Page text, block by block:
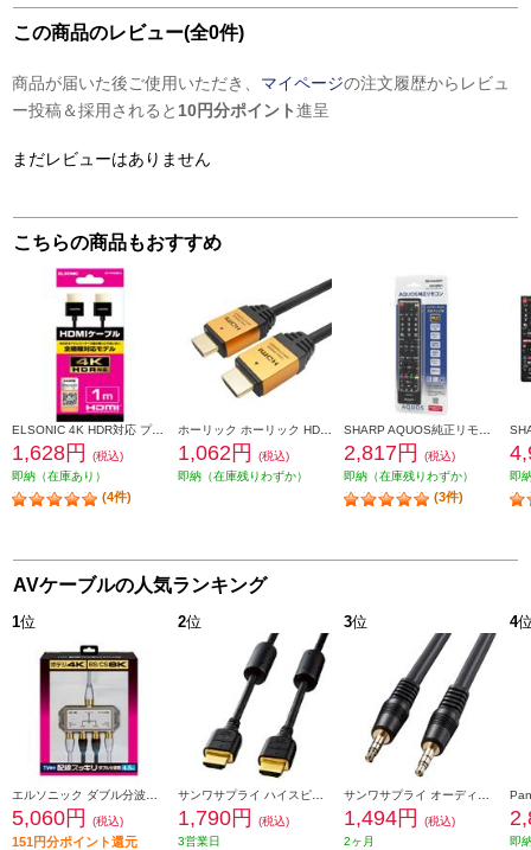
この商品のレビュー(全0件)
商品が届いた後ご使用いただき、 マイページの注文履歴からレビュ
ー投稿＆採用されると 10円分ポイント進呈
まだレビューはありません
こちらの商品もおすすめ
ELSONIC 4K HDR対応 プレミアムHDMIケーブル 1m EPPHDMI10
1,628円
(税込)
即納（在庫あり）
(4件)
1,062円
(税込)
即納（在庫残りわずか）
2,817円
(税込)
即納（在庫残りわずか）
(3件)
即
AVケーブルの人気ランキング
1位
5,060円 (税込)
151円分ポイント還元
2位
1,790円
(税込)
3営業日
3位
1,494円
(税込)
2ヶ月
4
即